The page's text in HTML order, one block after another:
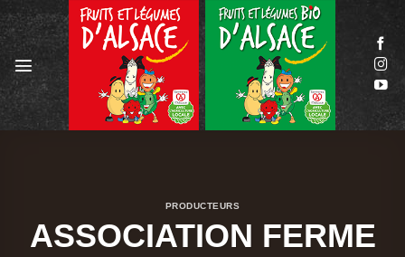
Passer
au
contenu
PRODUCTEURS
ASSOCIATION FERME